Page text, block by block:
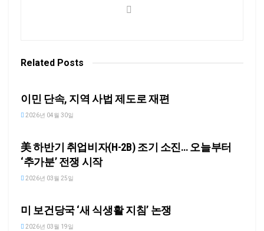
Related Posts
이민 단속, 지역 사법 제도로 재편
2026년 04월 30일
美 하반기 취업비자(H-2B) 조기 소진… 오늘부터
‘추가분’ 전쟁 시작
2026년 03월 25일
미 보건당국 ‘새 식생활 지침’ 논쟁
2026년 03월 19일